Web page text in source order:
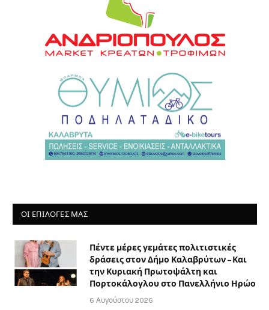
ΟΙ ΕΠΙΛΟΓΈΣ ΜΑΣ
Πέντε μέρες γεμάτες πολιτιστικές
δράσεις στον Δήμο Καλαβρύτων – Και
την Κυριακή Πρωτοψάλτη και
Πορτοκάλογλου στο Πανελλήνιο Ηρώο
6 Αυγούστου 2026